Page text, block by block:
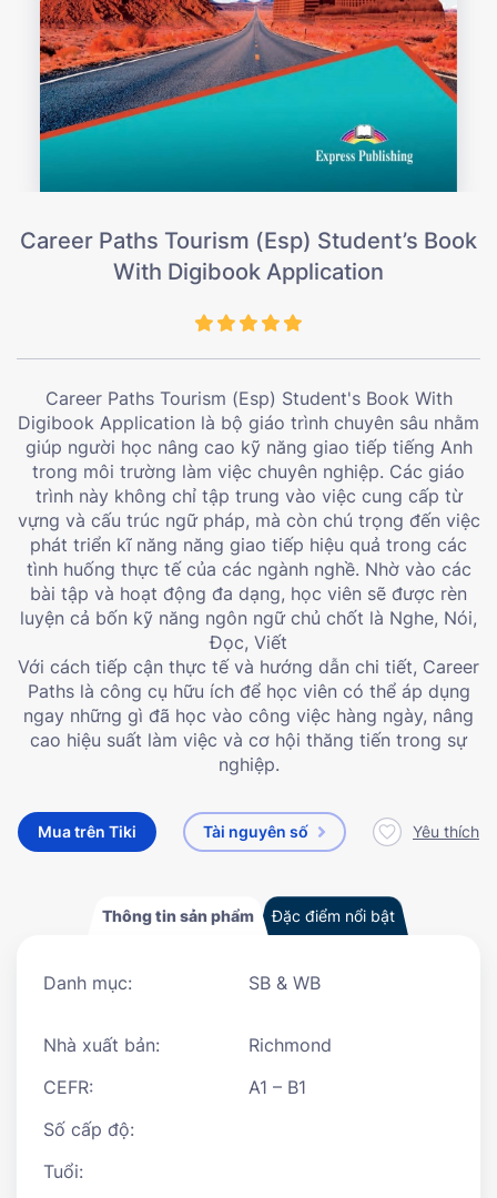
Career Paths Tourism (Esp) Student’s Book
With Digibook Application
Career Paths Tourism (Esp) Student's Book With
Digibook Application là bộ giáo trình chuyên sâu nhằm
giúp người học nâng cao kỹ năng giao tiếp tiếng Anh
trong môi trường làm việc chuyên nghiệp. Các giáo
trình này không chỉ tập trung vào việc cung cấp từ
vựng và cấu trúc ngữ pháp, mà còn chú trọng đến việc
phát triển kĩ năng năng giao tiếp hiệu quả trong các
tình huống thực tế của các ngành nghề. Nhờ vào các
bài tập và hoạt động đa dạng, học viên sẽ được rèn
luyện cả bốn kỹ năng ngôn ngữ chủ chốt là Nghe, Nói,
Đọc, Viết
Với cách tiếp cận thực tế và hướng dẫn chi tiết, Career
Paths là công cụ hữu ích để học viên có thể áp dụng
ngay những gì đã học vào công việc hàng ngày, nâng
cao hiệu suất làm việc và cơ hội thăng tiến trong sự
nghiệp.
Mua trên Tiki Tài nguyên số Yêu thích
Thông tin sản phẩm Đặc điểm nổi bật
Danh mục: SB & WB
Nhà xuất bản:
Richmond
CEFR:
A1 – B1
Số cấp độ:
Tuổi: